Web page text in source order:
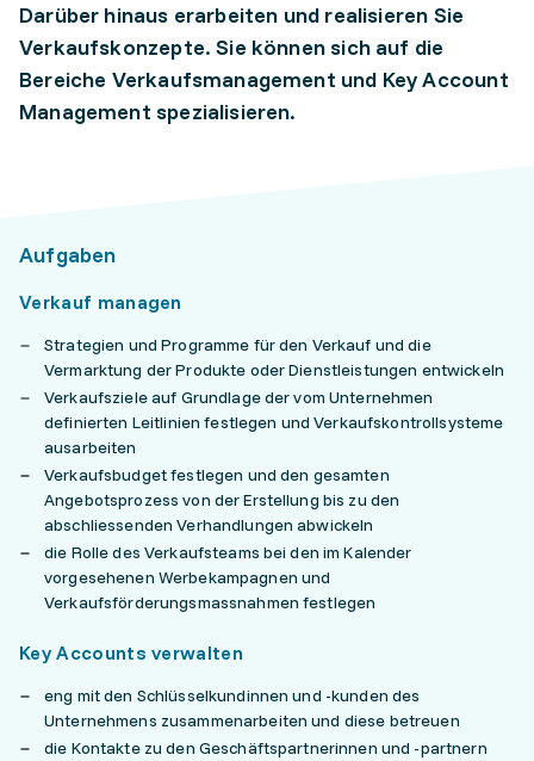
Darüber hinaus erarbeiten und realisieren Sie
Verkaufskonzepte. Sie können sich auf die
Bereiche Verkaufsmanagement und Key Account
Management spezialisieren.
Aufgaben
Verkauf managen
Strategien und Programme für den Verkauf und die
Vermarktung der Produkte oder Dienstleistungen entwickeln
Verkaufsziele auf Grundlage der vom Unternehmen
definierten Leitlinien festlegen und Verkaufskontrollsysteme
ausarbeiten
Verkaufsbudget festlegen und den gesamten
Angebotsprozess von der Erstellung bis zu den
abschliessenden Verhandlungen abwickeln
die Rolle des Verkaufsteams bei den im Kalender
vorgesehenen Werbekampagnen und
Verkaufsförderungsmassnahmen festlegen
Key Accounts verwalten
eng mit den Schlüsselkundinnen und -kunden des
Unternehmens zusammenarbeiten und diese betreuen
die Kontakte zu den Geschäftspartnerinnen und -partnern